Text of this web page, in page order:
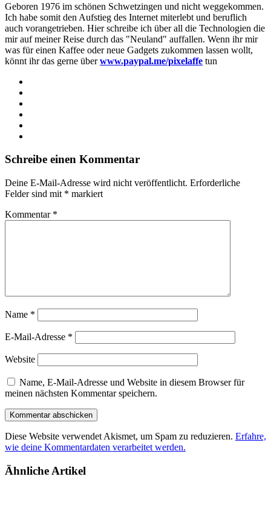
Geboren 1976 im schönen Schwetzingen und nicht weggekommen.
Ich habe somit den Aufstieg des Internet miterlebt und beruflich
auch vorangetrieben. Hier schreibe ich über all die Technologien die
mir auf meiner Reise durch das "Neuland" auffallen. Wenn ihr mir
was für einen Kaffee oder neue Gadgets zukommen lassen wollt,
könnt ihr das gerne überwww.paypal.me/pixelaffe tun
Schreibe einen Kommentar
Deine E-Mail-Adresse wird nicht veröffentlicht. Erforderliche
Felder sind mit * markiert
Kommentar *
Name *
E-Mail-Adresse *
Website
Name, E-Mail-Adresse und Website in diesem Browser für
meinen nächsten Kommentar speichern.
Diese Website verwendet Akismet, um Spam zu reduzieren. Erfahre,
wie deine Kommentardaten verarbeitet werden.
Ähnliche Artikel